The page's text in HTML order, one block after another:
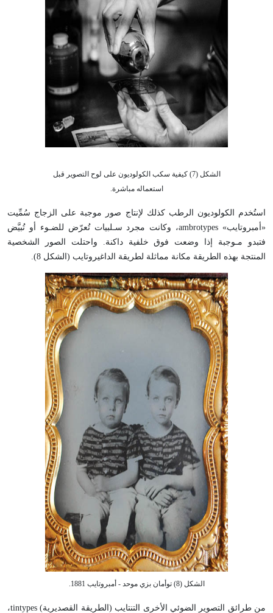
الشكل (7) كيفية سكب الكولوديون على لوح التصوير قبل
استعماله مباشرة.
استُخدم الكولوديون الرطب كذلك لإنتاج صور موجبة على الزجاج سُمِّيت
«أمبروتايب» ambrotypes، وكانت مجرد سـلبيات تُعرّض للضـوء أو تُبيَّض
فتبدو مـوجبة إذا وضعت فوق خلفية داكنة. واحتلت الصور الشخصية
المنتجة بهذه الطريقة مكانة مماثلة لطريقة الداغيروتايب (الشكل 8).
الشكل (8) توأمان بزي موحد - أمبروتايب 1881.
من طرائق التصوير الضوئي الأخرى التنتايب (الطريقة القصديرية) tintypes،